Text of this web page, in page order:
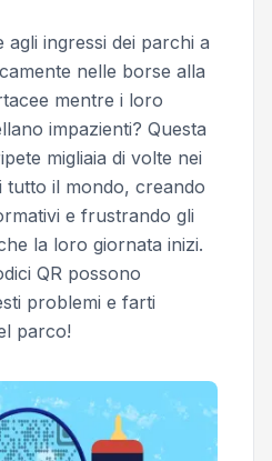
agli ingressi dei parchi a
nelle borse alla
mentre i loro
impazienti? Questa
migliaia di volte nei
tutto il mondo, creando
e frustrando gli
la loro giornata inizi.
QR possono
problemi e farti
parco!